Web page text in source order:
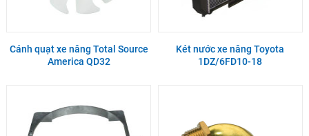
Cánh quạt xe nâng Total Source
America QD32
Két nước xe nâng Toyota
1DZ/6FD10-18